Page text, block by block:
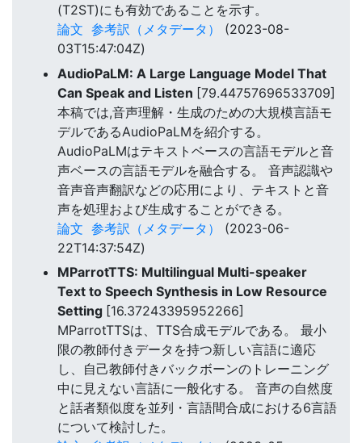
(T2ST)にも有効であることを示す。
論文 参考訳（メタデータ）
(2023-08-
03T15:47:04Z)
AudioPaLM: A Large Language Model That
Can Speak and Listen [79.44757696533709]
本稿では,音声理解・生成のための大規模言語モ
デルであるAudioPaLMを紹介する。
AudioPaLMはテキストベースの言語モデルと音
声ベースの言語モデルを融合する。 音声認識や
音声音声翻訳などの応用により、テキストと音
声を処理および生成することができる。
論文 参考訳（メタデータ）
(2023-06-
22T14:37:54Z)
MParrotTTS: Multilingual Multi-speaker
Text to Speech Synthesis in Low Resource
Setting [16.37243395952266]
MParrotTTSは、TTS合成モデルである。 最小
限の教師付きデータを持つ新しい言語に適応
し、自己教師付きバックボーンのトレーニング
中に見えない言語に一般化する。 音声の自然度
と話者類似度を並列・言語間合成における6言語
について検討した。